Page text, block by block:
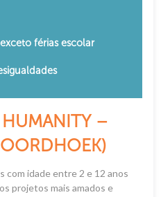
férias escolar
–
com idade entre 2 e 12 anos
projetos mais amados e